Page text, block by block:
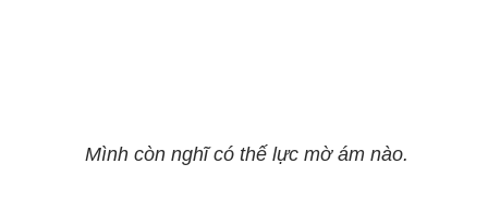
Mình còn nghĩ có thế lực mờ ám nào.